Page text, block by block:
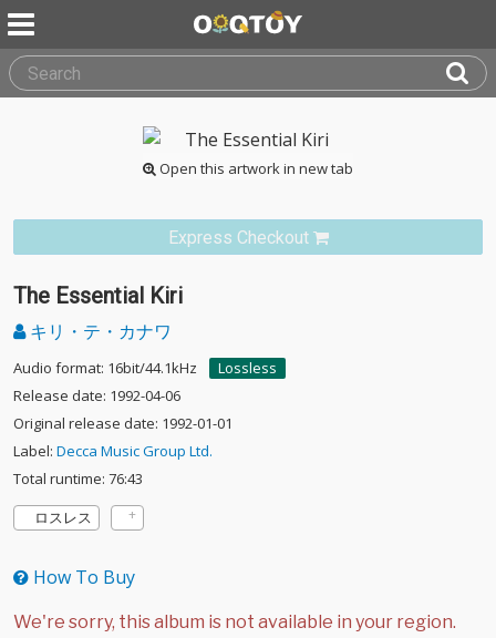
Open this artwork in new tab
Express Checkout
The Essential Kiri
キリ・テ・カナワ
Audio format: 16bit/44.1kHz
Lossless
Release date: 1992-04-06
Original release date: 1992-01-01
Label: Decca Music Group Ltd.
Total runtime: 76:43
ロスレス
How To Buy